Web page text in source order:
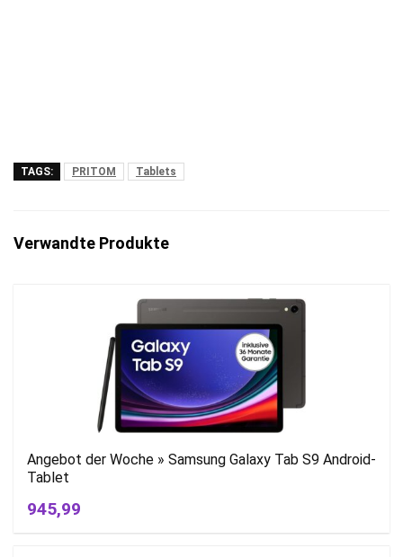
TAGS: PRITOM Tablets
Verwandte Produkte
Angebot der Woche » Samsung Galaxy Tab S9 Android-
Tablet
945,99